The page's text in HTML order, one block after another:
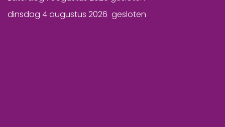
dinsdag 4 augustus 2026 gesloten